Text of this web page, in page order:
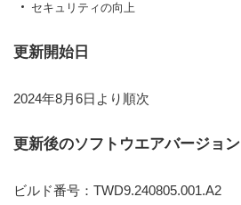
セキュリティの向上
更新開始日
2024年8月6日より順次
更新後のソフトウエアバージョン
ビルド番号：TWD9.240805.001.A2